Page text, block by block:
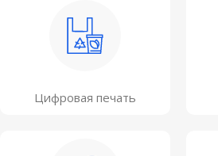
Цифровая печать